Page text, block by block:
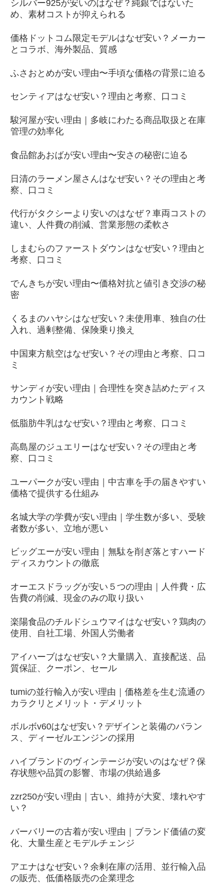
シルバー925が安いのはなぜ？純銀ではないた
め、素材コストが抑えられる
価格ドットコム限定モデルはなぜ安い？メーカー
とコラボ、海外製品、質感
ふさおとめが安い理由〜手頃な価格の背景に迫る
センティアはなぜ安い？理由と考察、口コミ
駿河屋が安い理由｜多岐にわたる商品取扱と在庫
管理の効率化
食品館あおばが安い理由〜安さの秘密に迫る
日清のラーメン屋さんはなぜ安い？その理由と考
察、口コミ
代行がタクシーより安いのはなぜ？車両コストの
違い、人件費の削減、営業形態の柔軟さ
しまむらのファーストダウンはなぜ安い？理由と
考察、口コミ
でんきちが安い理由〜価格対抗と値引き交渉の秘
密
くるまのハヤシはなぜ安い？未使用車、独自の仕
入れ、過剰整備、保険乗り換え
中国東方航空はなぜ安い？その理由と考察、口コ
ミ
サンディが安い理由｜合理性を突き詰めたディス
カウント戦略
低脂肪牛乳はなぜ安い？理由と考察、口コミ
高島屋のジュエリーはなぜ安い？その理由と考
察、口コミ
ユーパークが安い理由｜中古車を手の届きやすい
価格で提供する仕組み
名城大学の学費が安い理由｜学生数が多い、受験
者数が多い、立地が悪い
ビッグエーが安い理由｜無駄を削ぎ落とすハード
ディスカウントの徹底
オーエスドラッグが安い５つの理由｜人件費・広
告費の削減、現金のみの取り扱い
楽陽食品のチルドシュウマイはなぜ安い？鶏肉の
使用、自社工場、外国人労働者
アイハーブはなぜ安い？大量購入、直接配送、品
質保証、クーポン、セール
tumiの並行輸入が安い理由｜価格差を生む流通の
カラクリとメリット・デメリット
ボルボv60はなぜ安い？デザインと装備のバラン
ス、ディーゼルエンジンの採用
ハイブランドのヴィンテージが安いのはなぜ？保
存状態や品質の影響、市場の供給過多
zzr250が安い理由｜古い、維持が大変、壊れやす
い？
バーバリーの古着が安い理由｜ブランド価値の変
化、大量生産とモデルチェンジ
アエナはなぜ安い？余剰在庫の活用、並行輸入品
の販売、低価格販売の企業理念